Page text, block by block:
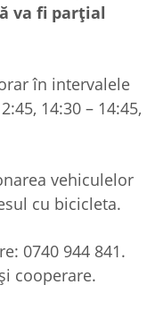
va fi parțial
în intervalele
14:30 – 14:45,
vehiculelor
cu bicicleta.
0740 944 841.
cooperare.